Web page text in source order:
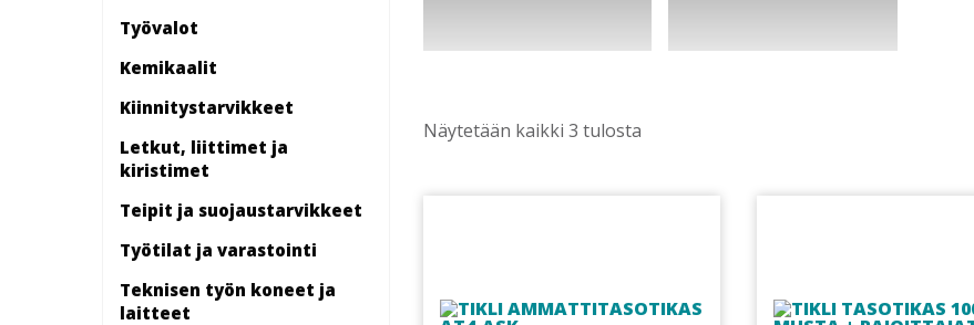
Työvalot
Kemikaalit
Kiinnitys­tarvikkeet
Letkut, liittimet ja
kiristimet
Teipit ja suojaustarvikkeet
Työtilat ja varastointi
Teknisen työn koneet ja
laitteet
Näytetään kaikki 3 tulosta